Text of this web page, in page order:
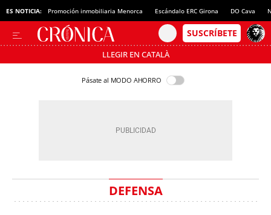
ES NOTICIA: Promoción inmobiliaria Menorca Escándalo ERC Girona DO Cava
LLEGIR EN CATALÀ
Pásate al MODO AHORRO
DEFENSA